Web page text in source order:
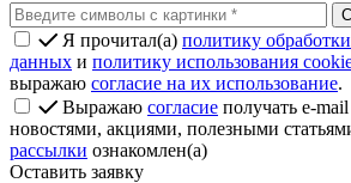
Я прочитал(а) политику
данных и политику использования
выражаю согласие на их использование.
Выражаю согласие получать e-
новостями, акциями, полезными
рассылки ознакомлен(а)
Оставить заявку